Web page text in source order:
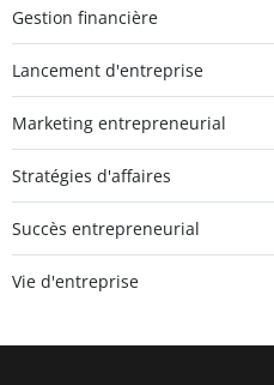
Gestion financière
Lancement d'entreprise
Marketing entrepreneurial
Stratégies d'affaires
Succès entrepreneurial
Vie d'entreprise